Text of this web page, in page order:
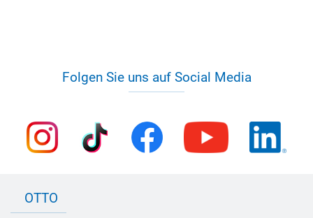
Folgen Sie uns auf Social Media
OTTO